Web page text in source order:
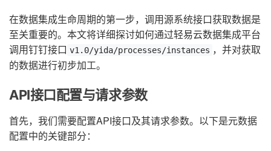
在数据集成生命周期的第一步，调用源系统接口获取数据是
至关重要的。本文将详细探讨如何通过轻易云数据集成平台
调用钉钉接口 v1.0/yida/processes/instances ，并对获取
的数据进行初步加工。
API接口配置与请求参数
首先，我们需要配置API接口及其请求参数。以下是元数据
配置中的关键部分：